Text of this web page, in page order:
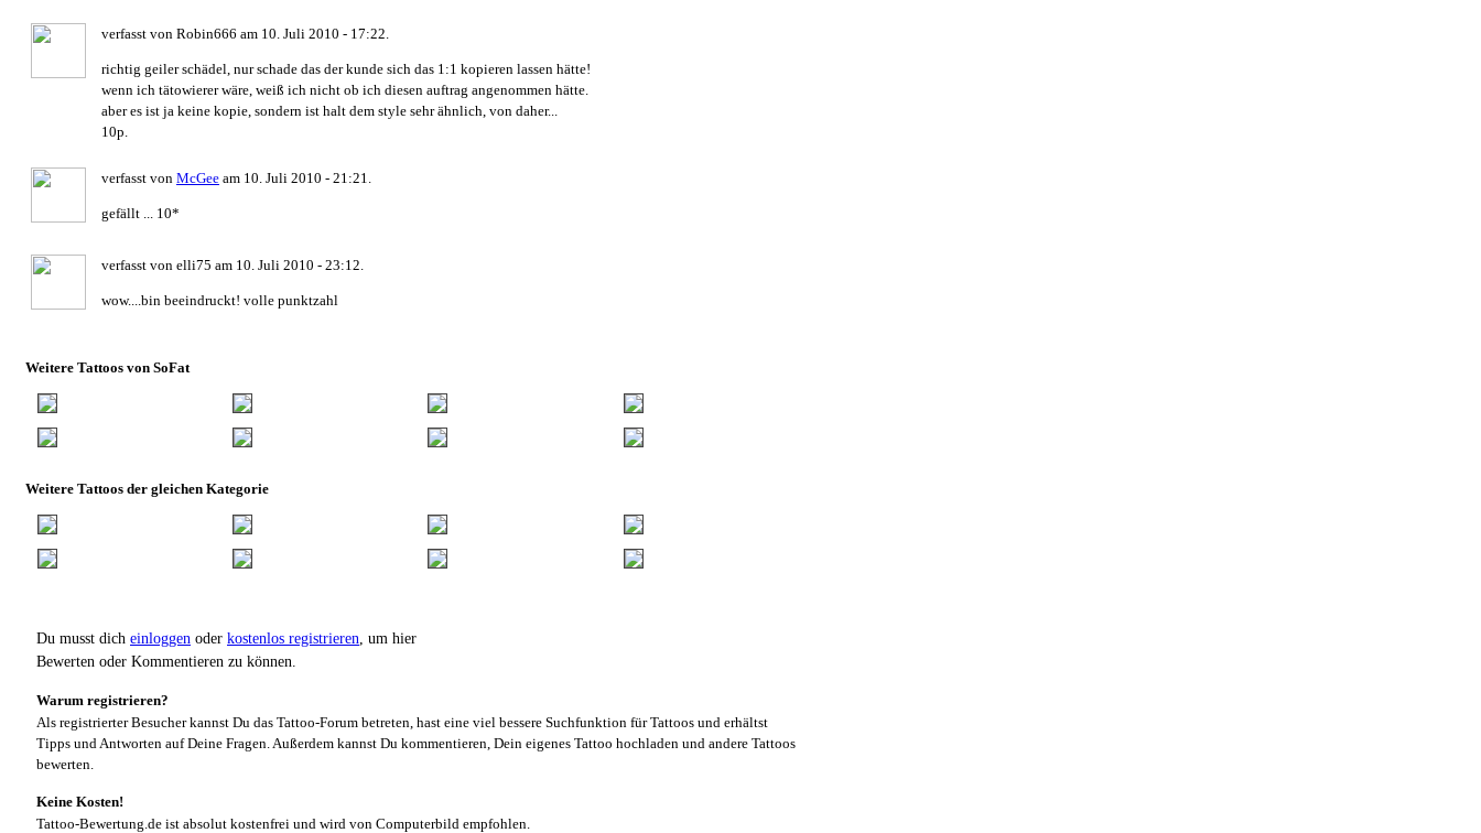
verfasst von Robin666 am 10. Juli 2010 - 17:22.
richtig geiler schädel, nur schade das der kunde sich das 1:1 kopieren lassen hätte!
wenn ich tätowierer wäre, weiß ich nicht ob ich diesen auftrag angenommen hätte.
aber es ist ja keine kopie, sondern ist halt dem style sehr ähnlich, von daher...
10p.
verfasst von McGee am 10. Juli 2010 - 21:21.
gefällt ... 10*
verfasst von elli75 am 10. Juli 2010 - 23:12.
wow....bin beeindruckt! volle punktzahl
Weitere Tattoos von SoFat
Weitere Tattoos der gleichen Kategorie
Du musst dich einloggen oder kostenlos registrieren , um hier
Bewerten oder Kommentieren zu können.
Warum registrieren?
Als registrierter Besucher kannst Du das Tattoo-Forum betreten, hast eine viel bessere Suchfunktion für Tattoos und erhältst
Tipps und Antworten auf Deine Fragen. Außerdem kannst Du kommentieren, Dein eigenes Tattoo hochladen und andere Tattoos
bewerten.
Keine Kosten!
Tattoo-Bewertung.de ist absolut kostenfrei und wird von Computerbild empfohlen.